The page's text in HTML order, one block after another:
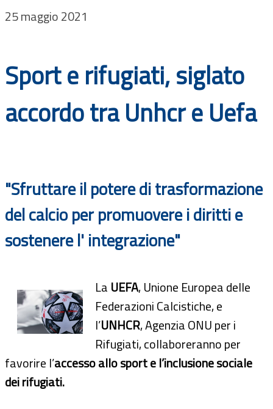
Progetti
Bandi
Guide
25 maggio 2021
Sport e rifugiati, siglato
accordo tra Unhcr e Uefa
"Sfruttare il potere di trasformazione
del calcio per promuovere i diritti e
sostenere l' integrazione"
La UEFA, Unione Europea delle
Federazioni Calcistiche, e
l’UNHCR, Agenzia ONU per i
Rifugiati, collaboreranno per
favorire l’accesso allo sport e l’inclusione sociale
dei rifugiati.